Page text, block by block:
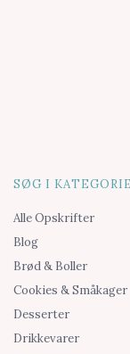
SØG I
Alle Opskrifter
Blog
Brød & Boller
Cookies & Småkager
Desserter
Drikkevarer